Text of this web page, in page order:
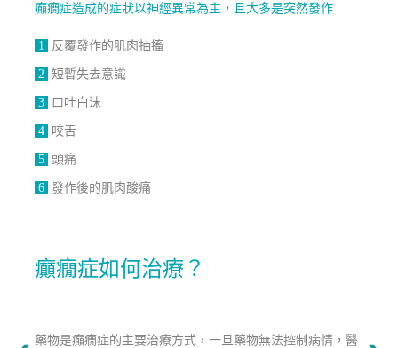
癲癇症造成的症狀以神經異常為主，且大多是突然發作
1 反覆發作的肌肉抽搐
2 短暫失去意識
3 口吐白沫
4 咬舌
5 頭痛
6 發作後的肌肉酸痛
癲癇症如何治療？
藥物是癲癇症的主要治療方式，一旦藥物無法控制病情，醫